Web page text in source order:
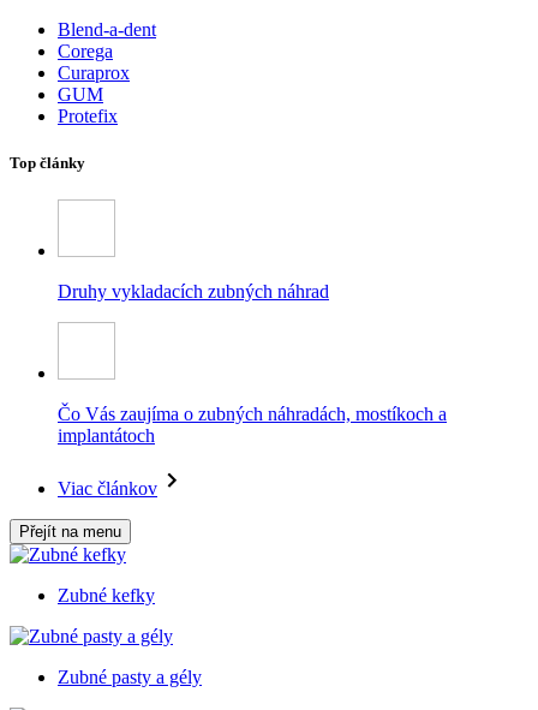
Blend-a-dent
Corega
Curaprox
GUM
Protefix
Top články
Druhy vykladacích zubných náhrad
Čo Vás zaujíma o zubných náhradách, mostíkoch a
implantátoch
Viac článkov
Přejít na menu
Zubné kefky
Zubné pasty a gély